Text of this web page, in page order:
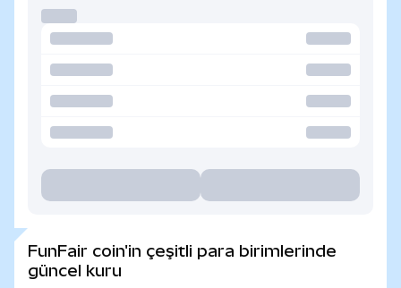
FunFair coin'in çeşitli para birimlerinde
güncel kuru